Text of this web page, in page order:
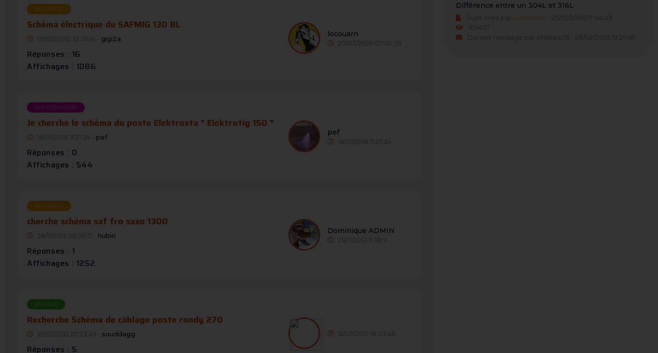
RECHERCHE
Schéma électrique du SAFMIG 130 BL
09/05/2019 10:36:41 - gigi2a
Réponses : 16
Affichages : 1086
locouarn
20/03/2020 07:50:39
QUESTION POSÉE
Je cherche le schéma du poste Elektrosta " Elektrotig 150 "
18/01/2018 11:27:24 - pef
Réponses : 0
Affichages : 544
pef
18/01/2018 11:27:24
RECHERCHE
cherche schéma saf fro saxo 1300
28/11/2013 08:56:17 - hubin
Réponses : 1
Affichages : 1252
Dominique ADMIN
28/11/2013 11:39:11
[RÉSOLU]
Recherche Schéma de câblage poste rondy 270
25/02/2012 07:23:49 - souddagg
Réponses : 5
12/03/2012 18:03:45
Différence entre un 304L et 316L
Sujet créé par asdetrefle - 25/02/2005 17:04:03
105437
Dernier message par philippe79 - 28/02/2005 19:21:08